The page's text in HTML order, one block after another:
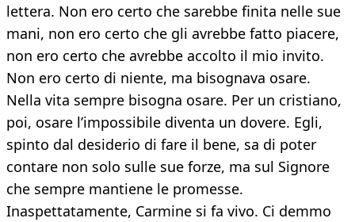
lettera. Non ero certo che sarebbe finita nelle sue
mani, non ero certo che gli avrebbe fatto piacere,
non ero certo che avrebbe accolto il mio invito.
Non ero certo di niente, ma bisognava osare.
Nella vita sempre bisogna osare. Per un cristiano,
poi, osare l’impossibile diventa un dovere. Egli,
spinto dal desiderio di fare il bene, sa di poter
contare non solo sulle sue forze, ma sul Signore
che sempre mantiene le promesse.
Inaspettatamente, Carmine si fa vivo. Ci demmo